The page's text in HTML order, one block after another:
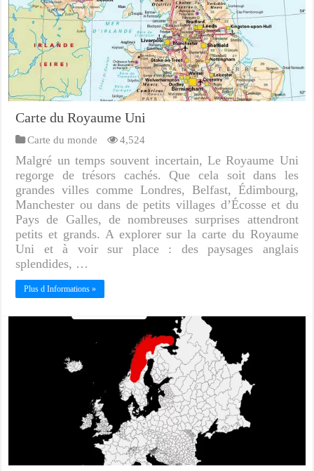
Carte du Royaume Uni
Carte du monde 4,524
Malgré un temps souvent incertain, Le Royaume Uni
regorge de trésors cachés. Que cela soit dans les
grandes villes comme Londres, Belfast, Édimbourg,
Manchester ou dans de petits villages d’Écosse et du
Pays de Galles, de nombreuses surprises attendront
petits et grands. A explorer sur la carte du Royaume
Uni et à voir sur place : des paysages anglais
splendides, …
Plus d Informations »